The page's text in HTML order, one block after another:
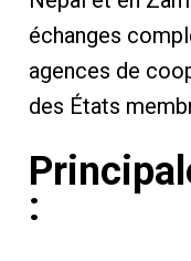
échanges
agences de
des États
: